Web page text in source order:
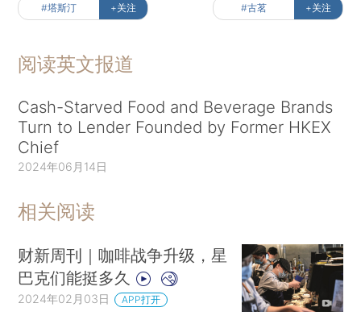
#塔斯汀 +关注 #古茗 +关注
阅读英文报道
Cash-Starved Food and Beverage Brands
Turn to Lender Founded by Former HKEX
Chief
2024年06月14日
相关阅读
财新周刊｜咖啡战争升级，星
巴克们能挺多久
2024年02月03日 APP打开